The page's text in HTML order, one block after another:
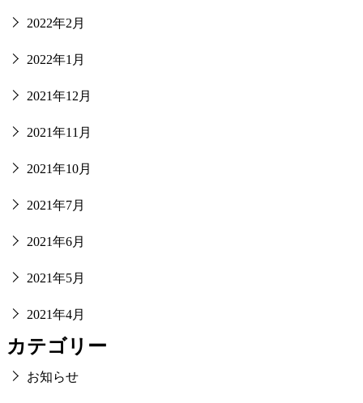
2022年2月
2022年1月
2021年12月
2021年11月
2021年10月
2021年7月
2021年6月
2021年5月
2021年4月
カテゴリー
お知らせ